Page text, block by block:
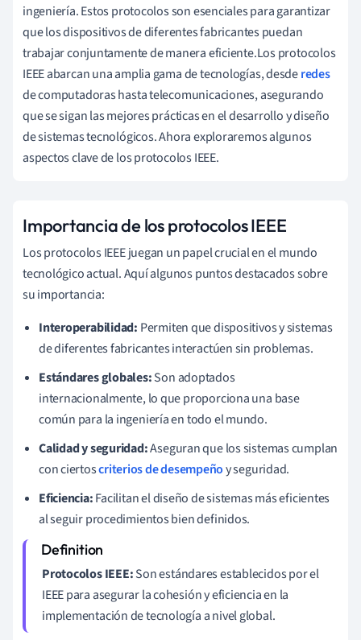
ingeniería. Estos protocolos son esenciales para garantizar
que los dispositivos de diferentes fabricantes puedan
trabajar conjuntamente de manera eficiente.Los protocolos
IEEE abarcan una amplia gama de tecnologías, desderedes
de computadoras hasta telecomunicaciones, asegurando
que se sigan las mejores prácticas en el desarrollo y diseño
de sistemas tecnológicos. Ahora exploraremos algunos
aspectos clave de los protocolos IEEE.
Importancia de los protocolos IEEE
Los protocolos IEEE juegan un papel crucial en el mundo
tecnológico actual. Aquí algunos puntos destacados sobre
su importancia:
Interoperabilidad: Permiten que dispositivos y sistemas
de diferentes fabricantes interactúen sin problemas.
Estándares globales:Son adoptados
internacionalmente, lo que proporciona una base
común para la ingeniería en todo el mundo.
Calidad y seguridad:Aseguran que los sistemas cumplan
con ciertoscriterios de desempeñoy seguridad.
Eficiencia:Facilitan el diseño de sistemas más eficientes
al seguir procedimientos bien definidos.
Protocolos IEEE:Son estándares establecidos por el
IEEE para asegurar la cohesión y eficiencia en la
implementación de tecnología a nivel global.